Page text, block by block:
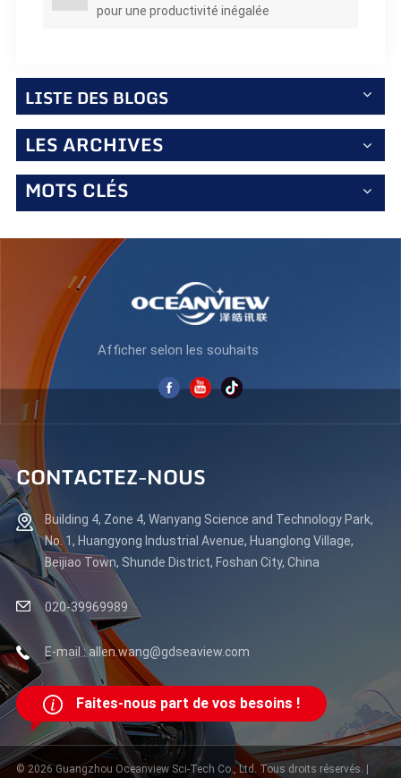
pour une productivité inégalée
LISTE DES BLOGS
LES ARCHIVES
MOTS CLÉS
Afficher selon les souhaits
CONTACTEZ-NOUS
Building 4, Zone 4, Wanyang Science and Technology Park,
No. 1, Huangyong Industrial Avenue, Huanglong Village,
Beijiao Town, Shunde District, Foshan City, China
020-39969989
E-mail : allen.wang@gdseaview.com
Faites-nous part de vos besoins !
© 2026 Guangzhou Oceanview Sci-Tech Co., Ltd. Tous droits réservés. |